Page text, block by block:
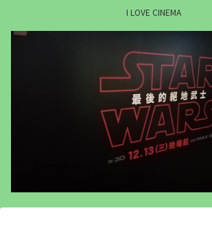
I LOVE CINEMA